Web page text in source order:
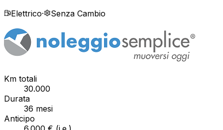
Elettrico· Senza Cambio
Km totali
30.000
Durata
36 mesi
Anticipo